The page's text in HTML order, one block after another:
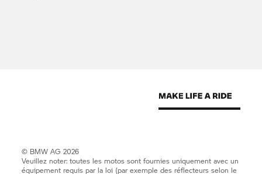
© BMW AG 2026
Veuillez noter: toutes les motos sont fournies uniquement avec un
équipement requis par la loi (par exemple des réflecteurs selon le